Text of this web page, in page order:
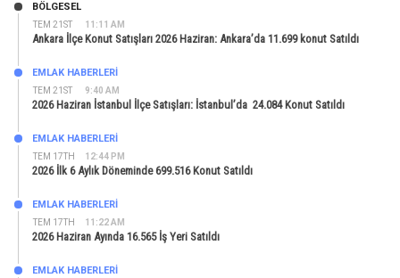
TEM 21ST 11:11 AM
BÖLGESEL
Ankara İlçe Konut Satışları 2026 Haziran: Ankara’da 11.699 konut Satıldı
TEM 21ST 9:40 AM
EMLAK HABERLERI
2026 Haziran İstanbul İlçe Satışları: İstanbul’da 24.084 Konut Satıldı
TEM 17TH 12:44 PM
EMLAK HABERLERI
2026 İlk 6 Aylık Döneminde 699.516 Konut Satıldı
TEM 17TH 11:22 AM
EMLAK HABERLERI
2026 Haziran Ayında 16.565 İş Yeri Satıldı
EMLAK HABERLERI